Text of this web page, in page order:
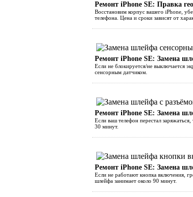
Ремонт iPhone SE: Правка
Восстановим корпус вашего iPhone,
телефона. Цена и сроки зависят от
Ремонт iPhone SE: Замена
Если не блокируется/не выключается
сенсорным датчиком.
Ремонт iPhone SE: Замена
Если ваш телефон перестал
30 минут.
Ремонт iPhone SE: Замена
Если не работают кнопка включения,
шлейфа занимает около 90 минут.